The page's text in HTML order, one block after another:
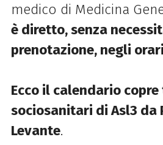
medico di Medicina
è diretto, senza
prenotazione, negli
Ecco il calendario
sociosanitari di Asl3 da
Levante.